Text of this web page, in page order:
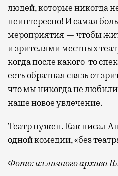
людей, которые никогда
неинтересно! И самая
мероприятия — чтобы
и зрителями местных
когда после какого-то
есть обратная связь от
что мы никогда не любили
наше новое увлечение.
Театр нужен. Как писал
одной комедии, «без
Фото: из личного архива